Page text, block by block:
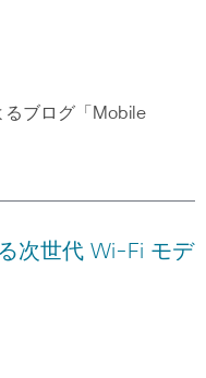
るブログ「Mobile
次世代 Wi-Fi モデ